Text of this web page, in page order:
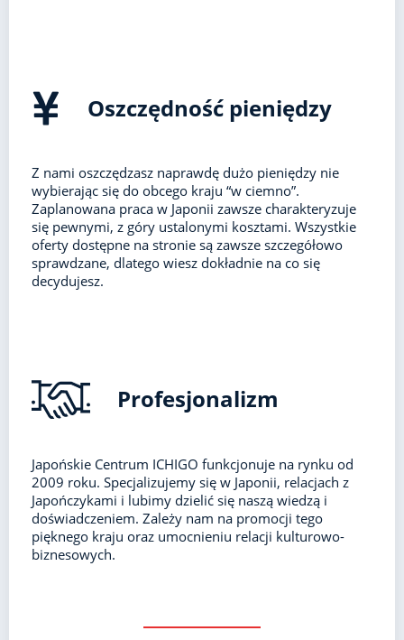
Oszczędność pieniędzy
Z nami oszczędzasz naprawdę dużo pieniędzy nie
wybierając się do obcego kraju “w ciemno”.
Zaplanowana praca w Japonii zawsze charakteryzuje
się pewnymi, z góry ustalonymi kosztami. Wszystkie
oferty dostępne na stronie są zawsze szczegółowo
sprawdzane, dlatego wiesz dokładnie na co się
decydujesz.
Profesjonalizm
Japońskie Centrum ICHIGO funkcjonuje na rynku od
2009 roku. Specjalizujemy się w Japonii, relacjach z
Japończykami i lubimy dzielić się naszą wiedzą i
doświadczeniem. Zależy nam na promocji tego
pięknego kraju oraz umocnieniu relacji kulturowo-
biznesowych.